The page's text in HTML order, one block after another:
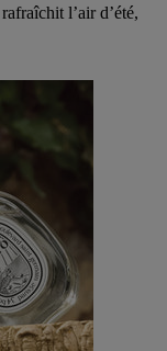
l’air d’été,